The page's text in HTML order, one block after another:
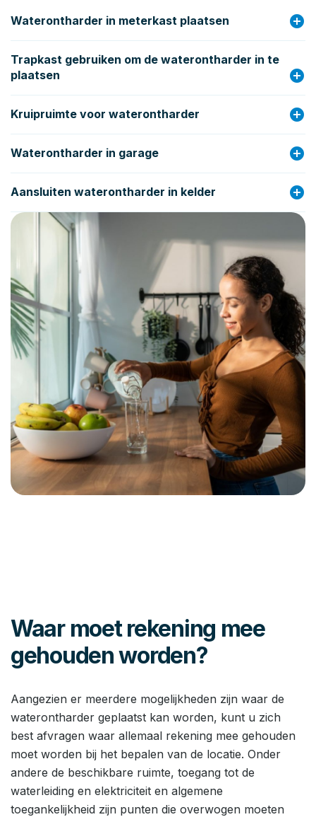
Waterontharder in meterkast plaatsen add_circle
Trapkast gebruiken om de waterontharder in te
plaatsen
add_circle
Kruipruimte voor waterontharder add_circle
Waterontharder in garage add_circle
Aansluiten waterontharder in kelder add_circle
Waar moet rekening mee
gehouden worden?
Aangezien er meerdere mogelijkheden zijn waar de
waterontharder geplaatst kan worden, kunt u zich
best afvragen waar allemaal rekening mee gehouden
moet worden bij het bepalen van de locatie. Onder
andere de beschikbare ruimte, toegang tot de
waterleiding en elektriciteit en algemene
toegankelijkheid zijn punten die overwogen moeten